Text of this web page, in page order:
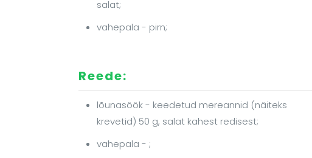
salat;
vahepala - pirn;
Reede:
lõunasöök - keedetud mereannid (näiteks
krevetid) 50 g, salat kahest redisest;
vahepala - ;